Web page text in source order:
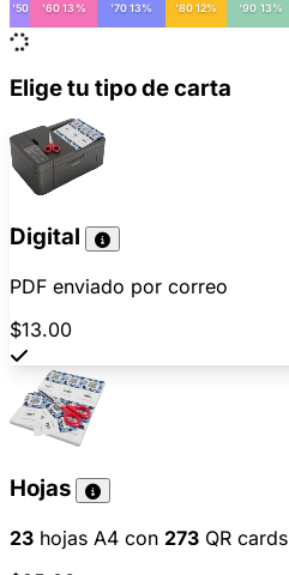
'50 '60 13% '70 13% '80 12% '90 13%
Elige tu tipo de carta
Digital
PDF enviado por correo
$13.00
Hojas
23 hojas A4 con 273 QR cards